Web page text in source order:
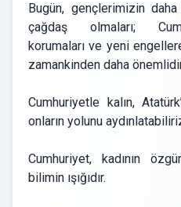
Bugün, gençlerimizin
çağdaş olmaları;
korumaları ve yeni
zamankinden daha
Cumhuriyetle kalın,
onların yolunu
Cumhuriyet, kadının
bilimin ışığıdır.